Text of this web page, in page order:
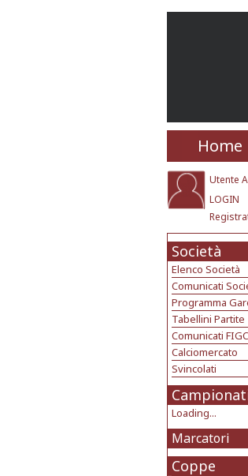
Home
Utente
LOGIN
Società
Elenco Società
Comunicati
Programma
Tabellini Partite
Comunicati FIGC
Calciomercato
Svincolati
Loading...
Marcatori
Coppe